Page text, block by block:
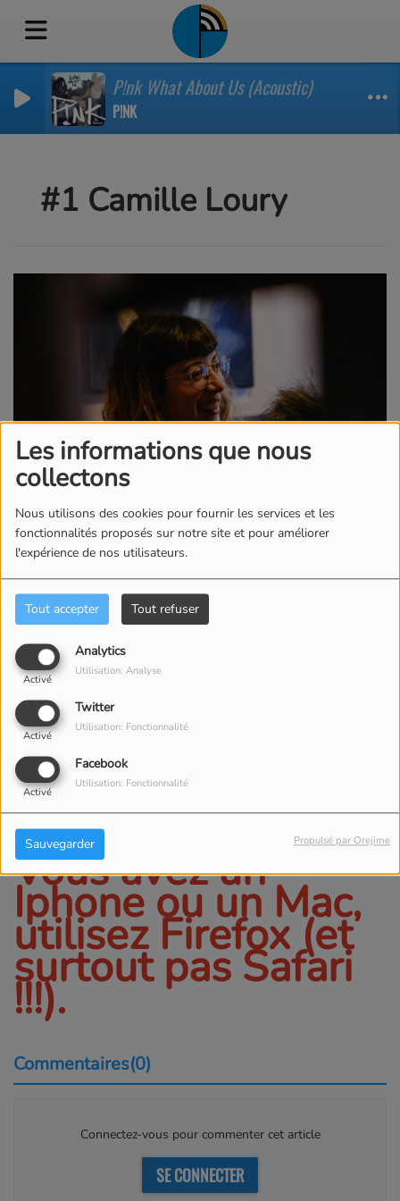
Les informations que nous
collectons
Nous utilisons des cookies pour fournir les services et les
fonctionnalités proposés sur notre site et pour améliorer
l'expérience de nos utilisateurs.
Tout accepter Tout refuser
Analytics
Activé
Utilisation: Analyse
Twitter
Activé
Utilisation: Fonctionnalité
Facebook
Activé
Utilisation: Fonctionnalité
Sauvegarder Propulsé par Orejime
P!nk What About Us (Acoustic)
P!NK
#1 Camille Loury
03 FÉVRIER 2025 -
ÉCOUTER LE PODCAST TÉLÉCHARGER LE PODCAST
Crédit Photos : Paul Bourdrel
Pour écouter ou
télécharger
l'émission, cliquez
ci dessus sur
Télécharger le
podcast
Vous avez un
Iphone ou un Mac,
utilisez Firefox (et
surtout pas Safari
!!!).
Commentaires(0)
Connectez-vous pour commenter cet article
SE CONNECTER